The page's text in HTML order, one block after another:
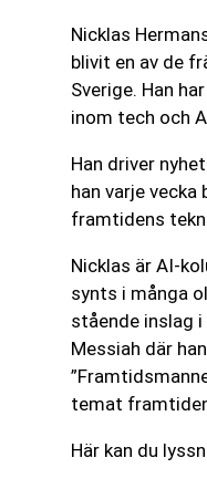
Nicklas
blivit en av de
Sverige. Han
inom tech och
Han driver
han varje vecka
framtidens
Nicklas är AI-
synts i många
stående inslag
Messiah där
temat
Här kan du